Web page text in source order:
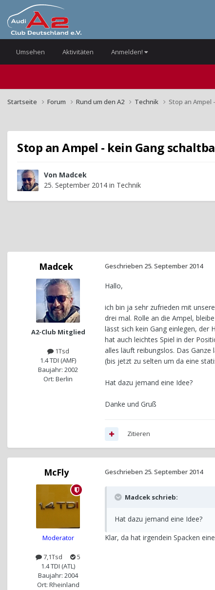
Umsehen Aktivitäten Anmelden!
Startseite Forum Rund um den A2 Technik Stop an Ampel
Stop an Ampel - kein Gang
Von Madcek
25. September 2014 in Technik
Madcek
A2-Club Mitglied
1Tsd
1.4 TDI (AMF)
Baujahr: 2002
Ort: Berlin
Geschrieben 25. September 2014
Hallo,
ich bin ja sehr zufrieden mit
drei mal. Rolle an die Ampel,
lässt sich kein Gang einlegen, der
hat auch leichtes Spiel in der
alles läuft reibungslos. Das
(bis jetzt zu selten um da eine
Hat dazu jemand eine Idee?
Danke und Gruß
Zitieren
McFly
Moderator
7,1Tsd
5
1.4 TDI (ATL)
Baujahr: 2004
Ort: Rheinland
Geschrieben 25. September 2014
Madcek schrieb:
Hat dazu jemand eine Idee?
Klar, da hat irgendein Spacken